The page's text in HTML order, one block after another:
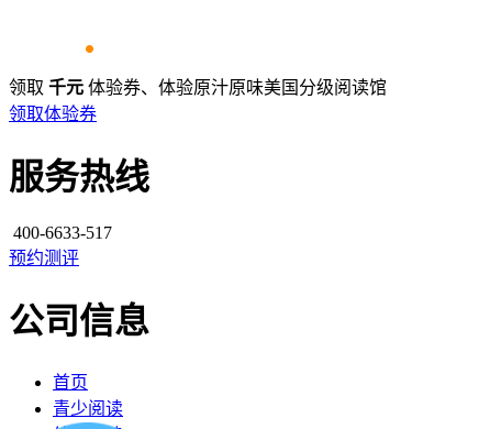
领取 千元 体验券、体验原汁原味美国分级阅读馆
领取体验券
服务热线
400-6633-517
预约测评
公司信息
首页
青少阅读